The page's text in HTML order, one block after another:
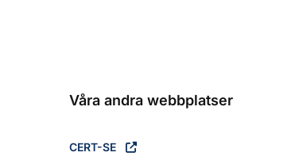
Våra andra webbplatser
CERT-SE